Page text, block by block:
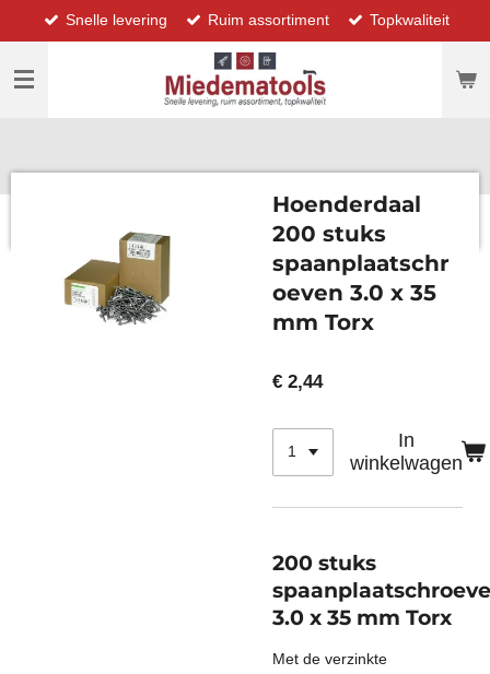
direct
naar
hoofdinhoud
Snelle levering Ruim assortiment Topkwaliteit
Hoenderdaal
200 stuks
spaanplaatschr
oeven 3.0 x 35
mm Torx
€ 2,44
In
winkelwagen
200 stuks
3.0 x 35 mm Torx
Met de verzinkte